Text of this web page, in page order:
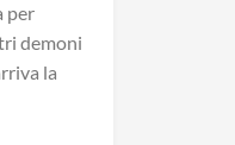
per
demoni
la